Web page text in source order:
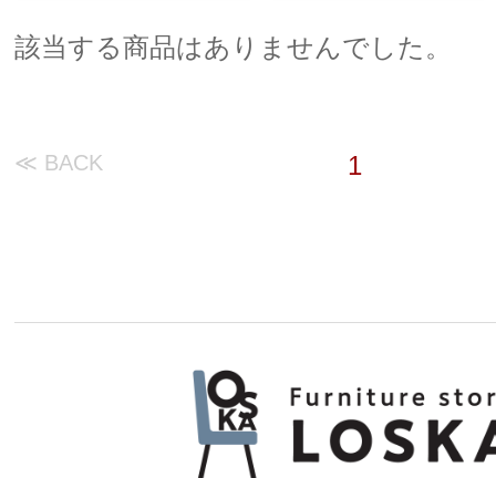
該当する商品はありませんでした。
≪ BACK 1